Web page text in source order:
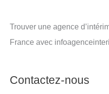
Trouver une agence
France avec
Contactez-nous